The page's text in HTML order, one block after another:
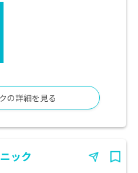
の詳細を見る
ック